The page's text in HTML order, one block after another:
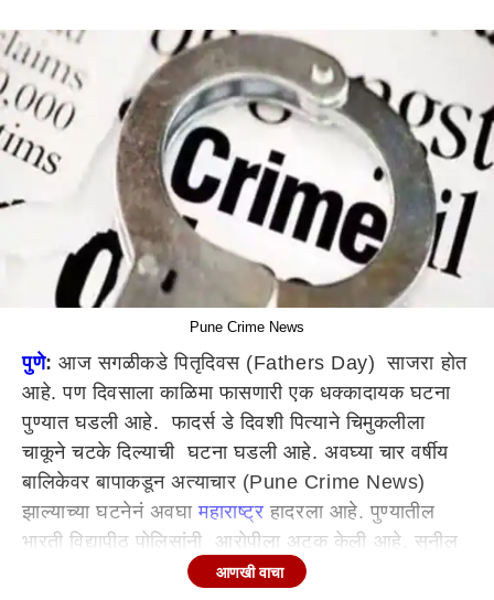
Pune Crime News
पुणे: आज सगळीकडे पितृदिवस (Fathers Day) साजरा होत
आहे. पण दिवसाला काळिमा फासणारी एक धक्कादायक घटना
पुण्यात घडली आहे. फादर्स डे दिवशी पित्याने चिमुकलीला
चाकूने चटके दिल्याची घटना घडली आहे. अवघ्या चार वर्षीय
बालिकेवर बापाकडून अत्याचार (Pune Crime News)
झाल्याच्या घटनेनं अवघामहाराष्ट्र हादरला आहे. पुण्यातील
भारती विद्यापीठ पोलिसांनी आरोपीला अटक केली आहे. सुनील
चौहान असे अटक केलेल्या आरोपीचे नाव आहे.
आणखी वाचा